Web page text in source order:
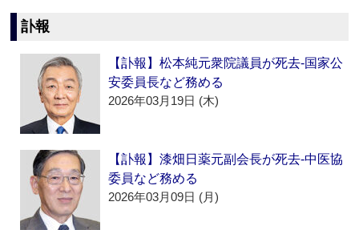
訃報
【訃報】松本純元衆院議員が死去‐国家公
安委員長など務める
2026年03月19日 (木)
【訃報】漆畑日薬元副会長が死去‐中医協
委員など務める
2026年03月09日 (月)